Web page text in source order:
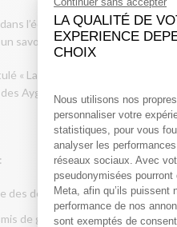
l’édition hiver du magazine
savoir-faire authentique, local
« La Corvette, le savon made
Aygalades (15ᵉ arrondissement
des dernières à perpétuer la
de génération en génération ;